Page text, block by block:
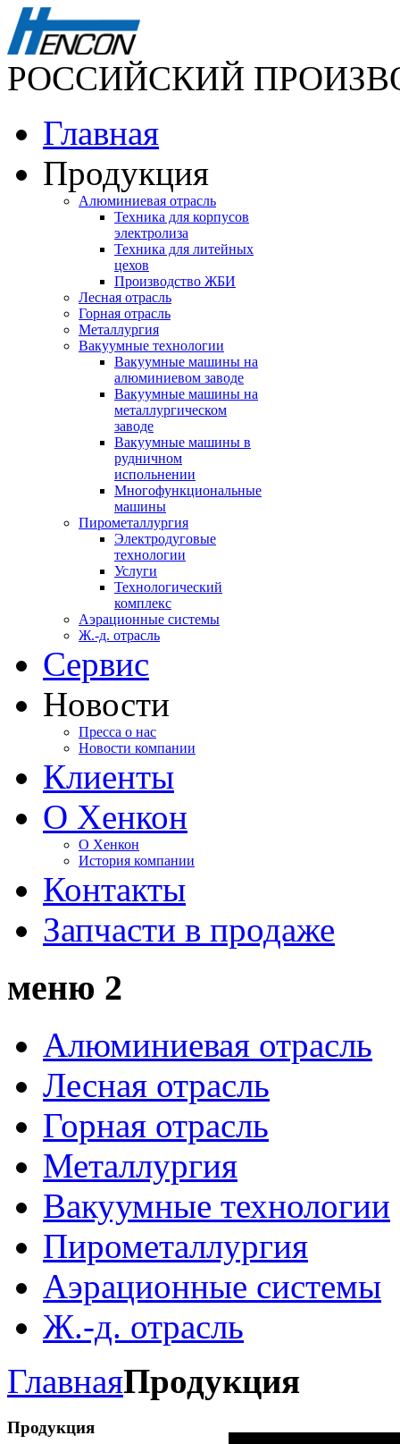
РОССИЙСКИЙ
Главная
Продукция
Алюминиевая отрасль
Техника для корпусов
электролиза
Техника для литейных
цехов
Производство ЖБИ
Лесная отрасль
Горная отрасль
Металлургия
Вакуумные технологии
Вакуумные машины на
алюминиевом заводе
Вакуумные машины на
металлургическом
заводе
Вакуумные машины в
рудничном
испольнении
Многофункциональные
машины
Пирометаллургия
Электродуговые
технологии
Услуги
Технологический
комплекс
Аэрационные системы
Ж.-д. отрасль
Сервис
Новости
Пресса о нас
Новости компании
Клиенты
О Хенкон
О Хенкон
История компании
Контакты
Запчасти в продаже
меню 2
Алюминиевая отрасль
Лесная отрасль
Горная отрасль
Металлургия
Вакуумные технологии
Пирометаллургия
Аэрационные системы
Ж.-д. отрасль
ГлавнаяПродукция
Продукция